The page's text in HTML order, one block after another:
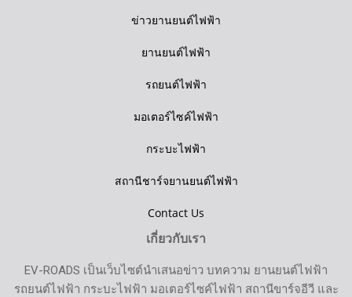
ข่าวยานยนต์ไฟฟ้า
ยานยนต์ไฟฟ้า
รถยนต์ไฟฟ้า
มอเตอร์ไซค์ไฟฟ้า
กระบะไฟฟ้า
สถานีชาร์จยานยนต์ไฟฟ้า
Contact Us
เกี่ยวกับเรา
EV-ROADS เป็นเว็บไซต์นำเสนอข่าว บทความ ยานยนต์ไฟฟ้า
รถยนต์ไฟฟ้า กระบะไฟฟ้า มอเตอร์ไซค์ไฟฟ้า สถานีขาร์จอีวี และ